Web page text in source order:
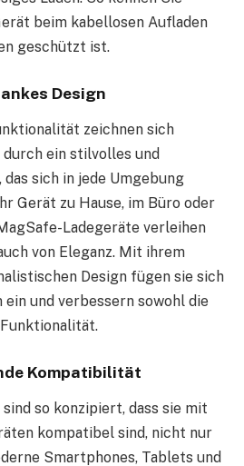
beim kabellosen Aufladen
geschützt ist.
Design
zeichnen sich
ein stilvolles und
das sich in jede Umgebung
Gerät zu Hause, im Büro oder
Ladegeräte verleihen
von Eleganz. Mit ihrem
Design fügen sie sich
ein und verbessern sowohl die
Kompatibilität
so konzipiert, dass sie mit
kompatibel sind, nicht nur
Smartphones, Tablets und